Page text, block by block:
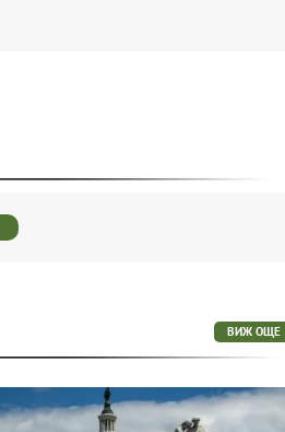
ВИЖ ОЩЕ